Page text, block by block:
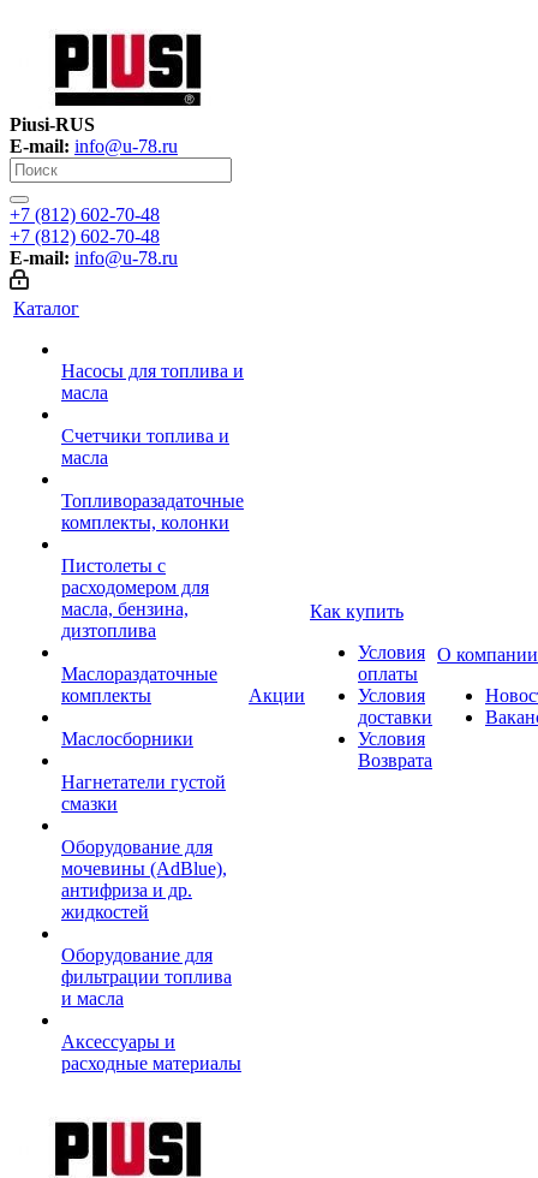
Piusi-RUS
E-mail: info@u-78.ru
+7 (812) 602-70-48
+7 (812) 602-70-48
E-mail: info@u-78.ru
Каталог
Насосы для топлива и
масла
Счетчики топлива и
масла
Топливоразадаточные
комплекты, колонки
Пистолеты с
расходомером для
масла, бензина,
дизтоплива
Маслораздаточные
комплекты
Маслосборники
Нагнетатели густой
смазки
Оборудование для
мочевины (AdBlue),
антифриза и др.
жидкостей
Оборудование для
фильтрации топлива
и масла
Аксессуары и
расходные материалы
Акции
Как купить
Условия
оплаты
Условия
доставки
Условия
Возврата
О компании